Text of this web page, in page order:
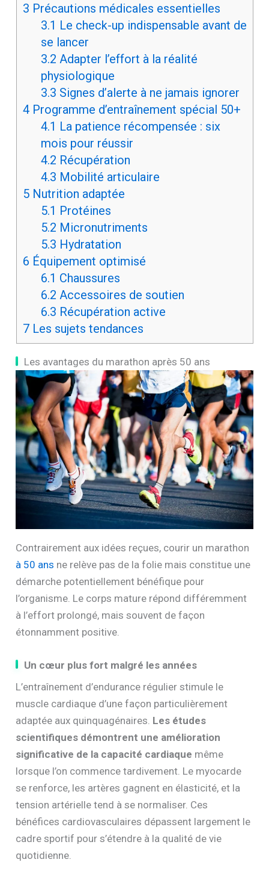
3 Précautions médicales essentielles
3.1 Le check-up indispensable avant de
se lancer
3.2 Adapter l’effort à la réalité
physiologique
3.3 Signes d’alerte à ne jamais ignorer
4Programme d’entraînement spécial 50+
4.1 La patience récompensée : six
mois pour réussir
4.2 Récupération
4.3 Mobilité articulaire
5Nutrition adaptée
5.1 Protéines
5.2 Micronutriments
5.3 Hydratation
6 Équipement optimisé
6.1 Chaussures
6.2 Accessoires de soutien
6.3 Récupération active
7Les sujets tendances
Les avantages du marathon après 50 ans
Contrairement aux idées reçues, courir un marathon
à 50 ans ne relève pas de la folie mais constitue une
démarche potentiellement bénéfique pour
l’organisme. Le corps mature répond différemment
à l’effort prolongé, mais souvent de façon
étonnamment positive.
Un cœur plus fort malgré les années
L’entraînement d’endurance régulier stimule le
muscle cardiaque d’une façon particulièrement
adaptée aux quinquagénaires. Les études
scientifiques démontrent une amélioration
significative de la capacité cardiaque même
lorsque l’on commence tardivement. Le myocarde
se renforce, les artères gagnent en élasticité, et la
tension artérielle tend à se normaliser. Ces
bénéfices cardiovasculaires dépassent largement le
cadre sportif pour s’étendre à la qualité de vie
quotidienne.